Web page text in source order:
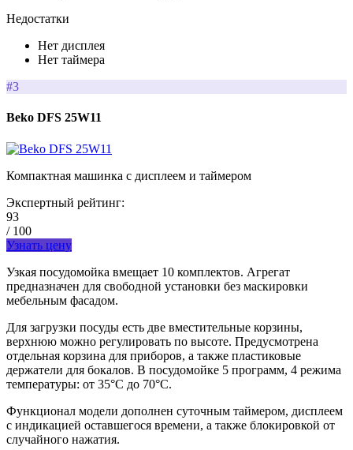
Недостатки
Нет дисплея
Нет таймера
#3
Beko DFS 25W11
Компактная машинка с дисплеем и таймером
Экспертный рейтинг:
93
/ 100
Узнать цену
Узкая посудомойка вмещает 10 комплектов. Агрегат
предназначен для свободной установки без маскировки
мебельным фасадом.
Для загрузки посуды есть две вместительные корзины,
верхнюю можно регулировать по высоте. Предусмотрена
отдельная корзина для приборов, а также пластиковые
держатели для бокалов. В посудомойке 5 программ, 4 режима
температуры: от 35°С до 70°С.
Функционал модели дополнен суточным таймером, дисплеем
с индикацией оставшегося времени, а также блокировкой от
случайного нажатия.